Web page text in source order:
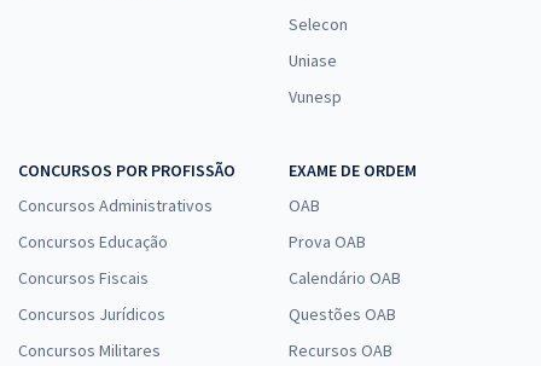
Selecon
Uniase
Vunesp
CONCURSOS POR PROFISSÃO
Concursos Administrativos
Concursos Educação
Concursos Fiscais
Concursos Jurídicos
Concursos Militares
EXAME DE ORDEM
OAB
Prova OAB
Calendário OAB
Questões OAB
Recursos OAB